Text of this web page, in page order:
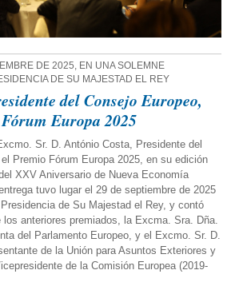
DE 2025, EN UNA SOLEMNE
DE SU MAJESTAD EL REY
del Consejo Europeo,
Europa 2025
Sr. D. António Costa, Presidente del
Premio Fórum Europa 2025, en su edición
XXV Aniversario de Nueva Economía
tuvo lugar el 29 de septiembre de 2025
de Su Majestad el Rey, y contó
anteriores premiados, la Excma. Sra. Dña.
del Parlamento Europeo, y el Excmo. Sr. D.
de la Unión para Asuntos Exteriores y
de la Comisión Europea (2019-